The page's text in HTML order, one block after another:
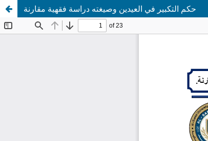
حكم التكبير في العيدين وصيغته دراسة فقهية مقارنة